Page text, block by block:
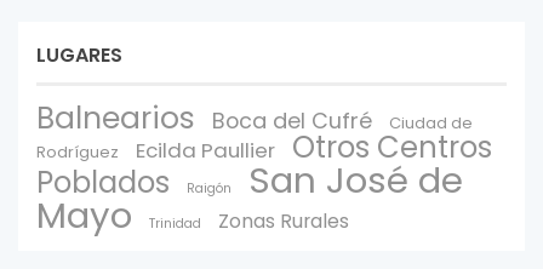
LUGARES
Balnearios Boca del Cufré
Ciudad de
Rodríguez
Ecilda Paullier
Otros Centros
Poblados
Raigón San José de
Mayo Trinidad Zonas Rurales